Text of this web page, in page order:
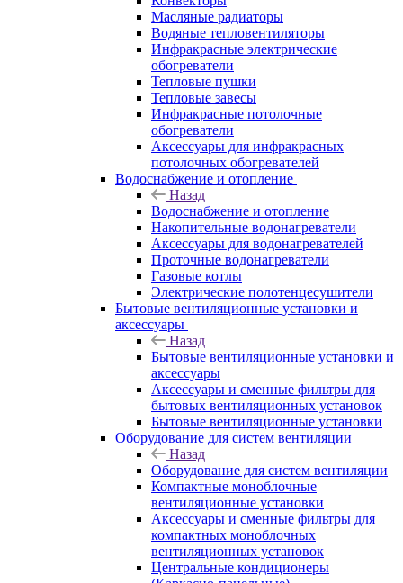
Масляные радиаторы
Водяные тепловентиляторы
Инфракрасные электрические
обогреватели
Тепловые пушки
Тепловые завесы
Инфракрасные потолочные
обогреватели
Аксессуары для инфракрасных
потолочных обогревателей
Водоснабжение и отопление
Назад
Водоснабжение и отопление
Накопительные водонагреватели
Аксессуары для водонагревателей
Проточные водонагреватели
Газовые котлы
Электрические полотенцесушители
Бытовые вентиляционные установки и
аксессуары
Назад
Бытовые вентиляционные установки и
аксессуары
Аксессуары и сменные фильтры для
бытовых вентиляционных установок
Бытовые вентиляционные установки
Оборудование для систем вентиляции
Назад
Оборудование для систем вентиляции
Компактные моноблочные
вентиляционные установки
Аксессуары и сменные фильтры для
компактных моноблочных
вентиляционных установок
Центральные кондиционеры